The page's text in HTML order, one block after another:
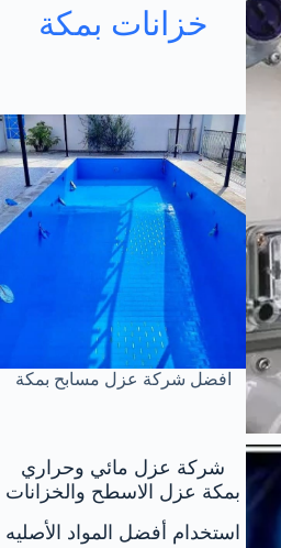
خزانات بمكة
افضل شركة عزل مسابح بمكة
شركة عزل مائي وحراري
بمكة عزل الاسطح والخزانات
استخدام أفضل المواد الأصليه